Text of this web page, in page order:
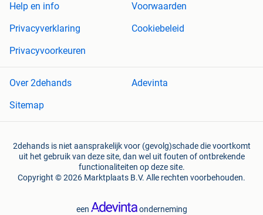
Help en info
Voorwaarden
Privacyverklaring
Cookiebeleid
Privacyvoorkeuren
Over 2dehands
Adevinta
Sitemap
2dehands is niet aansprakelijk voor (gevolg)schade die voortkomt
uit het gebruik van deze site, dan wel uit fouten of ontbrekende
functionaliteiten op deze site.
Copyright © 2026 Marktplaats B.V. Alle rechten voorbehouden.
een onderneming